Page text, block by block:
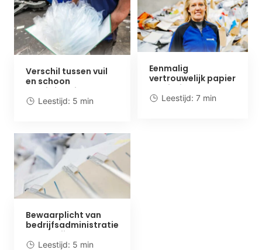
Verschil tussen vuil
en schoon
archiefpapier
Leestijd: 5 min
Eenmalig
vertrouwelijk papier
vernietigen voor
particulieren
Leestijd: 7 min
Bewaarplicht van
bedrijfsadministratie
en zakelijke
documenten
Leestijd: 5 min